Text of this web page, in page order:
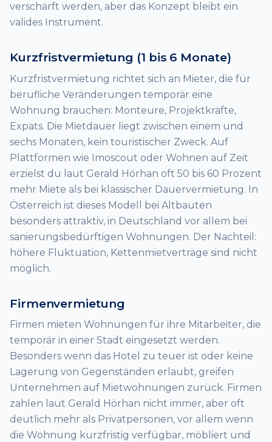
verschärft werden, aber das Konzept bleibt ein
valides Instrument.
Kurzfristvermietung (1 bis 6 Monate)
Kurzfristvermietung richtet sich an Mieter, die für
berufliche Veränderungen temporär eine
Wohnung brauchen: Monteure, Projektkräfte,
Expats. Die Mietdauer liegt zwischen einem und
sechs Monaten, kein touristischer Zweck. Auf
Plattformen wie Imoscout oder Wohnen auf Zeit
erzielst du laut Gerald Hörhan oft 50 bis 60 Prozent
mehr Miete als bei klassischer Dauervermietung. In
Österreich ist dieses Modell bei Altbauten
besonders attraktiv, in Deutschland vor allem bei
sanierungsbedürftigen Wohnungen. Der Nachteil:
höhere Fluktuation, Kettenmietverträge sind nicht
möglich.
Firmenvermietung
Firmen mieten Wohnungen für ihre Mitarbeiter, die
temporär in einer Stadt eingesetzt werden.
Besonders wenn das Hotel zu teuer ist oder keine
Lagerung von Gegenständen erlaubt, greifen
Unternehmen auf Mietwohnungen zurück. Firmen
zahlen laut Gerald Hörhan nicht immer, aber oft
deutlich mehr als Privatpersonen, vor allem wenn
die Wohnung kurzfristig verfügbar, möbliert und